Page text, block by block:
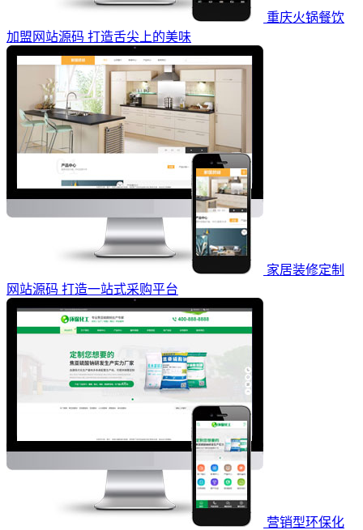
重庆火锅餐饮
加盟网站源码 打造舌尖上的美味
家居装修定制
网站源码 打造一站式采购平台
营销型环保化